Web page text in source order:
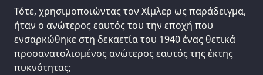
Τότε, χρησιμοποιώντας τον Χίμλερ ως παράδειγμα,
ήταν ο ανώτερος εαυτός του την εποχή που
ενσαρκώθηκε στη δεκαετία του 1940 ένας θετικά
προσανατολισμένος ανώτερος εαυτός της έκτης
πυκνότητας;